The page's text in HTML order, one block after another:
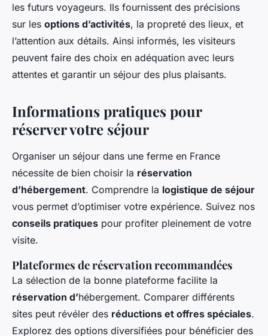
les futurs voyageurs. Ils fournissent des précisions
sur les options d’activités, la propreté des lieux, et
l’attention aux détails. Ainsi informés, les visiteurs
peuvent faire des choix en adéquation avec leurs
attentes et garantir un séjour des plus plaisants.
Informations pratiques pour
réserver votre séjour
Organiser un séjour dans une ferme en France
nécessite de bien choisir la réservation
d’hébergement. Comprendre la logistique de séjour
vous permet d’optimiser votre expérience. Suivez nos
conseils pratiques pour profiter pleinement de votre
visite.
Plateformes de réservation recommandées
La sélection de la bonne plateforme facilite la
réservation d’hébergement. Comparer différents
sites peut révéler des réductions et offres spéciales.
Explorez des options diversifiées pour bénéficier des